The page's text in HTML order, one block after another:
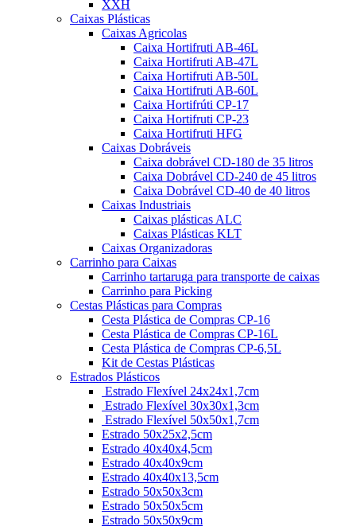
XXH
Caixas Plásticas
Caixas Agricolas
Caixa Hortifruti AB-46L
Caixa Hortifruti AB-47L
Caixa Hortifruti AB-50L
Caixa Hortifruti AB-60L
Caixa Hortifrúti CP-17
Caixa Hortifruti CP-23
Caixa Hortifruti HFG
Caixas Dobráveis
Caixa dobrável CD-180 de 35 litros
Caixa Dobrável CD-240 de 45 litros
Caixa Dobrável CD-40 de 40 litros
Caixas Industriais
Caixas plásticas ALC
Caixas Plásticas KLT
Caixas Organizadoras
Carrinho para Caixas
Carrinho tartaruga para transporte de caixas
Carrinho para Picking
Cestas Plásticas para Compras
Cesta Plástica de Compras CP-16
Cesta Plástica de Compras CP-16L
Cesta Plástica de Compras CP-6,5L
Kit de Cestas Plásticas
Estrados Plásticos
Estrado Flexível 24x24x1,7cm
Estrado Flexível 30x30x1,3cm
Estrado Flexível 50x50x1,7cm
Estrado 50x25x2,5cm
Estrado 40x40x4,5cm
Estrado 40x40x9cm
Estrado 40x40x13,5cm
Estrado 50x50x3cm
Estrado 50x50x5cm
Estrado 50x50x9cm